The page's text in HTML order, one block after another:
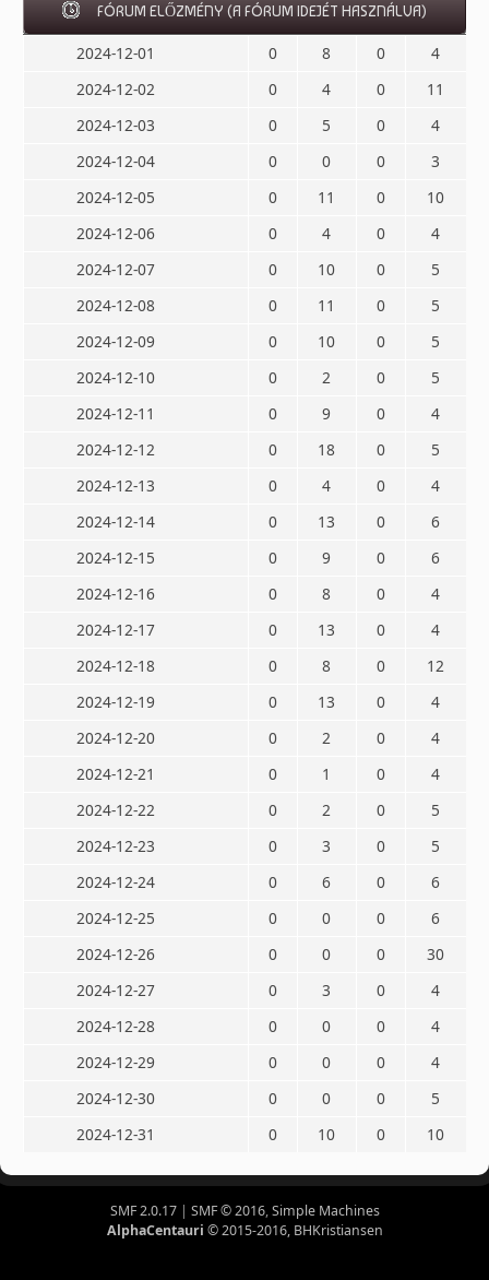
FÓRUM ELŐZMÉNY (A FÓRUM IDEJÉT HASZNÁLVA)
2024-12-01 0 8 0
4
2024-12-02
0 4 0
11
2024-12-03
0 5 0
4
2024-12-04
0 0 0
3
2024-12-05
0 11 0
10
2024-12-06
0 4 0
4
2024-12-07
0 10 0
5
2024-12-08
0 11 0
5
2024-12-09
0 10 0
5
2024-12-10
0 2 0
5
2024-12-11
0 9 0
4
2024-12-12
0 18 0
5
2024-12-13
0 4 0
4
2024-12-14
0 13 0
6
2024-12-15
0 9 0
6
2024-12-16
0 8 0
4
2024-12-17
0 13 0
4
2024-12-18
0 8 0
12
2024-12-19
0 13 0
4
2024-12-20
0 2 0
4
2024-12-21
0 1 0
4
2024-12-22
0 2 0
5
2024-12-23
0 3 0
5
2024-12-24
0 6 0
6
2024-12-25
0 0 0
6
2024-12-26
0 0 0
30
2024-12-27
0 3 0
4
2024-12-28
0 0 0
4
2024-12-29
0 0 0
4
2024-12-30
0 0 0
5
2024-12-31
0 10 0 10
SMF 2.0.17| SMF © 2016,Simple Machines
AlphaCentauri © 2015-2016, BHKristiansen